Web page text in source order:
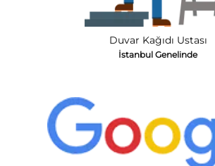
Duvar Kağıdı Ustası
İstanbul Genelinde